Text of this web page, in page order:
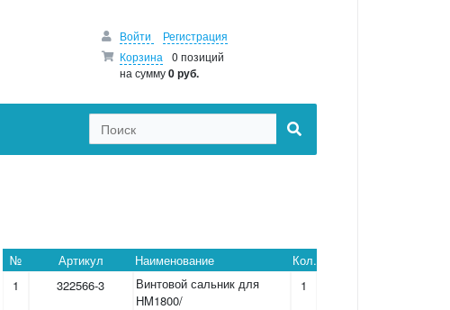
Войти
Регистрация
Корзина
0 позиций
на сумму0 руб.
№ Артикул Наименование
Кол.
1
322566-3
Винтовой сальник для
HM1800/
1